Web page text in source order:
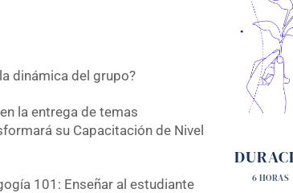
dinámica del grupo?
la entrega de temas
su Capacitación de Nivel
101: Enseñar al estudiante
6 HORAS